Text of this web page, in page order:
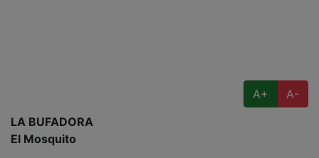
A+
A-
LA BUFADORA
El Mosquito